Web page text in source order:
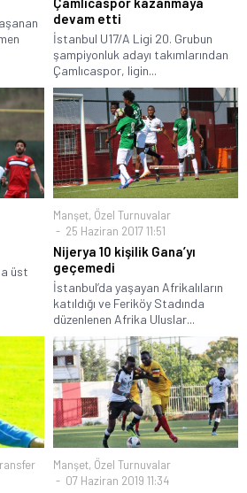
devam etti
İstanbul U17/A Ligi 20. Grubun
şampiyonluk adayı takımlarından
Çamlıcaspor, ligin...
üst
Manşet, Özel Turnuvalar
25 Haziran 2017 11:51
Nijerya 10 kişilik Gana’yı
geçemedi
İstanbul’da yaşayan Afrikalıların
katıldığı ve Feriköy Stadında
düzenlenen Afrika Uluslar...
Manşet, Özel Turnuvalar
07 Haziran 2019 11:34